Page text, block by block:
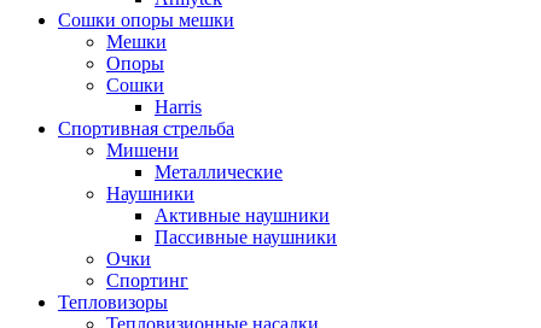
Сошки опоры мешки
Мешки
Опоры
Сошки
Harris
Спортивная стрельба
Мишени
Металлические
Наушники
Активные наушники
Пассивные наушники
Очки
Спортинг
Тепловизоры
Тепловизионные насадки